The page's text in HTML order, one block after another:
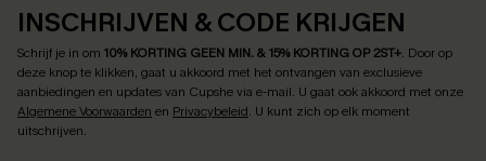
INSCHRIJVEN & CODE KRIJGEN
Schrijf je in om 10% KORTING GEEN MIN. & 15% KORTING OP 2ST+. Door op
deze knop te klikken, gaat u akkoord met het ontvangen van exclusieve
aanbiedingen en updates van Cupshe via e-mail. U gaat ook akkoord met onze
Algemene Voorwaarden en Privacybeleid. U kunt zich op elk moment
uitschrijven.